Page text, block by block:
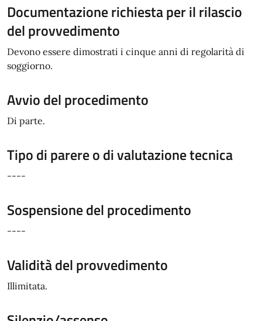
Documentazione richiesta per il rilascio
del provvedimento
Devono essere dimostrati i cinque anni di regolarità di
soggiorno.
Avvio del procedimento
Di parte.
Tipo di parere o di valutazione tecnica
----
Sospensione del procedimento
----
Validità del provvedimento
Illimitata.